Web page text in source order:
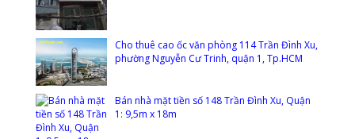
Cho thuê cao ốc văn phòng 114 Trần Đình Xu,
phường Nguyễn Cư Trinh, quận 1, Tp.HCM
Bán nhà mặt tiền số 148 Trần Đình Xu, Quận
1: 9,5m x 18m